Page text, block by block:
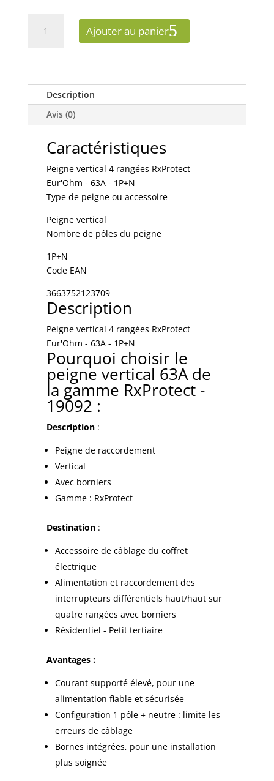
rangées
RxProtect
1P+N
19092
Ajouter au panier
Description
Avis (0)
Caractéristiques
Peigne vertical 4 rangées RxProtect
Eur'Ohm - 63A - 1P+N
Type de peigne ou accessoire
Peigne vertical
Nombre de pôles du peigne
1P+N
Code EAN
3663752123709
Description
Peigne vertical 4 rangées RxProtect
Eur'Ohm - 63A - 1P+N
Pourquoi choisir le
peigne vertical 63A de
la gamme RxProtect -
19092 :
Description:
Peigne de raccordement
Vertical
Avec borniers
Gamme : RxProtect
Destination:
Accessoire de câblage du coffret
électrique
Alimentation et raccordement des
interrupteurs différentiels haut/haut sur
quatre rangées avec borniers
Résidentiel - Petit tertiaire
Avantages :
Courant supporté élevé, pour une
alimentation fiable et sécurisée
Configuration 1 pôle + neutre : limite les
erreurs de câblage
Bornes intégrées, pour une installation
plus soignée